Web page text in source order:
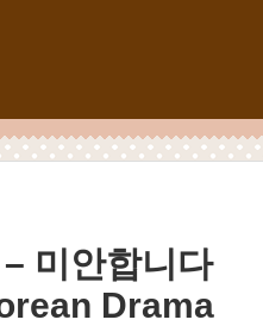
미안합니다
Drama